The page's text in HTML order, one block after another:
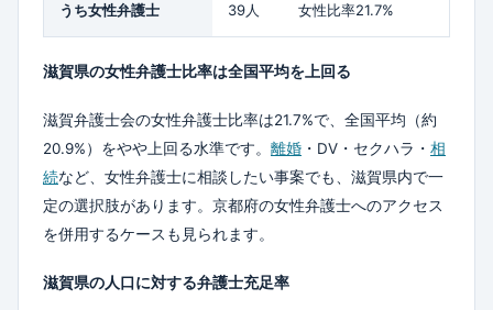
うち女性弁護士 39人 女性比率21.7%
滋賀県の女性弁護士比率は全国平均を上回る
滋賀弁護士会の女性弁護士比率は21.7%で、全国平均（約
20.9%）をやや上回る水準です。 離婚 ・DV・セクハラ・ 相
続など、女性弁護士に相談したい事案でも、滋賀県内で一
定の選択肢があります。京都府の女性弁護士へのアクセス
を併用するケースも見られます。
滋賀県の人口に対する弁護士充足率